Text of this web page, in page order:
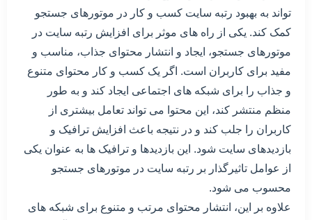
تواند به بهبود رتبه سایت کسب و کار در موتورهای جستجو
کمک کند. یکی از راه های موثر برای افزایش رتبه سایت در
موتورهای جستجو، ایجاد و انتشار محتوای جذاب، مناسب و
مفید برای کاربران است. اگر یک کسب و کار محتوای متنوع
و جذاب را برای شبکه های اجتماعی ایجاد کند و به طور
منظم منتشر کند، این محتوا می تواند تعامل بیشتری از
کاربران را جلب کند و در نتیجه باعث افزایش ترافیک و
بازدیدهای سایت شود. این بازدیدها و ترافیک ها به عنوان یکی
از عوامل تاثیرگذار بر رتبه سایت در موتورهای جستجو
محسوب می شود.
علاوه بر این، انتشار محتوای مرتب و متنوع برای شبکه های